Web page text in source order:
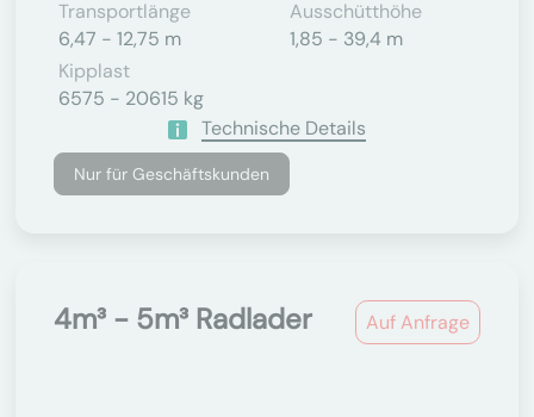
Transportlänge
6,47 - 12,75 m
Ausschütthöhe
1,85 - 39,4 m
Kipplast
6575 - 20615 kg
Technische Details
Nur für Geschäftskunden
Auf Anfrage
4m³ - 5m³ Radlader